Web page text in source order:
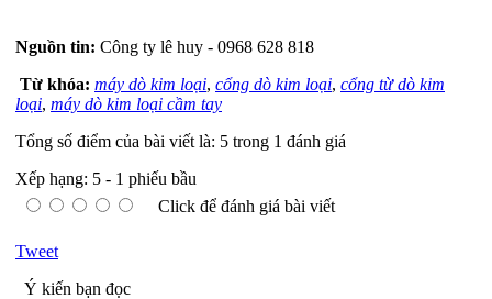
Nguồn tin: Công ty lê huy - 0968 628 818
Từ khóa: máy dò kim loại, cổng dò kim loại, cổng từ dò kim
loại, máy dò kim loại cầm tay
Tổng số điểm của bài viết là: 5 trong 1 đánh giá
Xếp hạng: 5 - 1 phiếu bầu
Click để đánh giá bài viết
Tweet
Ý kiến bạn đọc